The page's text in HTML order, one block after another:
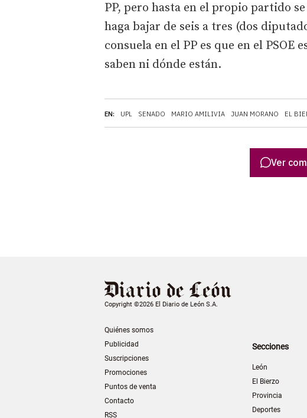
EN: UPL SENADO MARIO AMILIVIA JUAN MORANO EL
PP, pero hasta en el propio partido
haga bajar de seis a tres (dos
consuela en el PP es que en el PSOE
saben ni dónde están.
Ver
Copyright ©2026 El Diario de León S.A.
Quiénes somos
Publicidad
Suscripciones
Promociones
Puntos de venta
Contacto
RSS
Secciones
León
El Bierzo
Provincia
Deportes